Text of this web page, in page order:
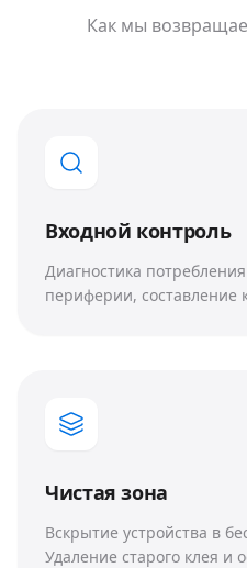
Как мы
Входной контроль
Диагностика
периферии, составление
Чистая зона
Вскрытие устройства в
Удаление старого клея и